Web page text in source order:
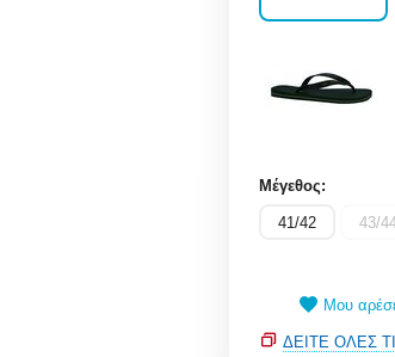
Μέγεθος:
41/42 43/
Μου
ΔΕΊΤΕ ΌΛΕΣ